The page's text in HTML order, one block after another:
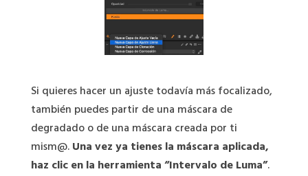
Si quieres hacer un ajuste todavía más focalizado,
también puedes partir de una máscara de
degradado o de una máscara creada por ti
mism@.Una vez ya tienes la máscara aplicada,
haz clic en la herramienta “Intervalo de Luma”.